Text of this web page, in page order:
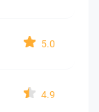
5.0
4.9